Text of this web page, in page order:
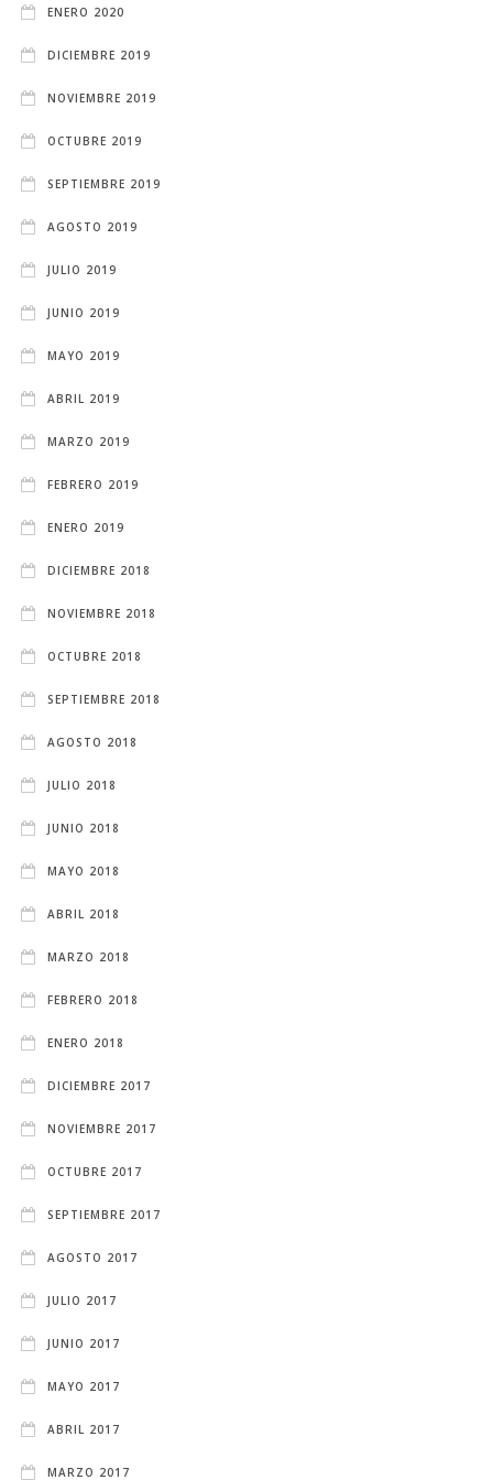
ENERO 2020
DICIEMBRE 2019
NOVIEMBRE 2019
OCTUBRE 2019
SEPTIEMBRE 2019
AGOSTO 2019
JULIO 2019
JUNIO 2019
MAYO 2019
ABRIL 2019
MARZO 2019
FEBRERO 2019
ENERO 2019
DICIEMBRE 2018
NOVIEMBRE 2018
OCTUBRE 2018
SEPTIEMBRE 2018
AGOSTO 2018
JULIO 2018
JUNIO 2018
MAYO 2018
ABRIL 2018
MARZO 2018
FEBRERO 2018
ENERO 2018
DICIEMBRE 2017
NOVIEMBRE 2017
OCTUBRE 2017
SEPTIEMBRE 2017
AGOSTO 2017
JULIO 2017
JUNIO 2017
MAYO 2017
ABRIL 2017
MARZO 2017